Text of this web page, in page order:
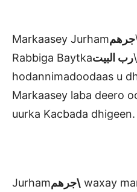
Markaasey Jurhamجرهم
Rabbiga Baytkaرب البيت
hodannimadoodaas u
Markaasey laba deero
uurka Kacbada dhigeen.
Jurham جرهم\ waxay